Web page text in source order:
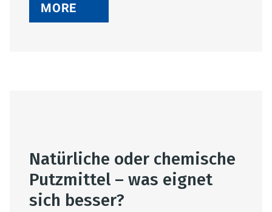
MORE
Natürliche oder chemische
Putzmittel – was eignet
sich besser?